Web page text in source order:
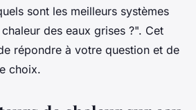
sont les meilleurs systèmes
des eaux grises ?". Cet
répondre à votre question et de
choix.